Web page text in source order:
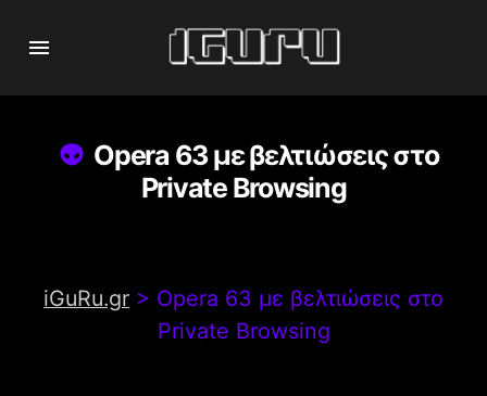
Opera 63 με βελτιώσεις στο
Private Browsing
iGuRu.gr > Opera 63 με βελτιώσεις στο
Private Browsing